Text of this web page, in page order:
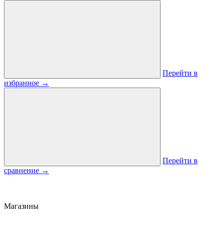
Перейти в
избранное →
Перейти в
сравнение →
Магазины